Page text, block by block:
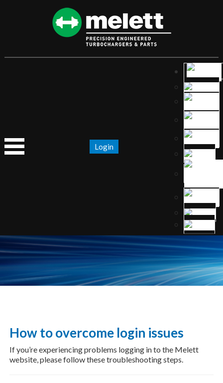
Login
How to overcome login issues
If you’re experiencing problems logging in to the Melett
website, please follow these troubleshooting steps.